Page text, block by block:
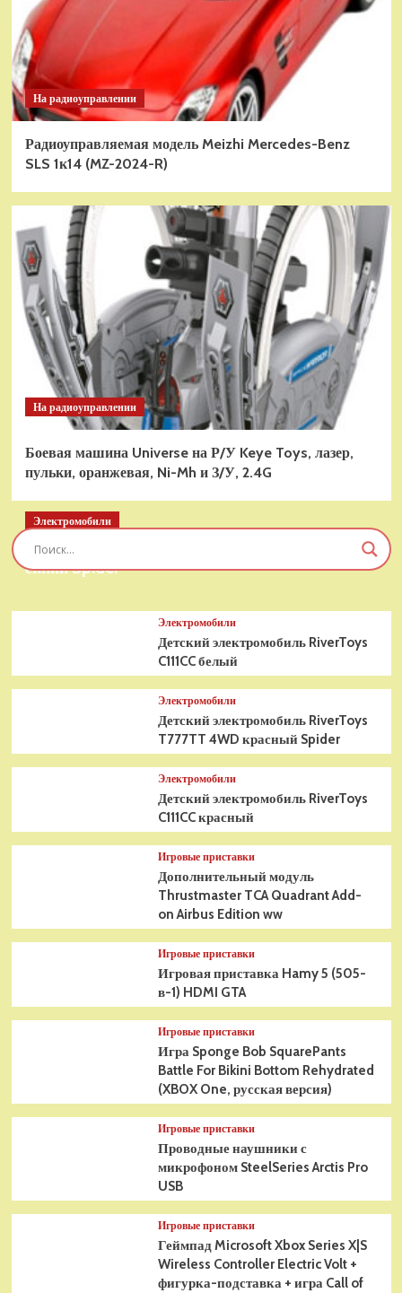
На радиоуправлении
Радиоуправляемая модель Meizhi Mercedes-Benz
SLS 1к14 (MZ-2024-R)
На радиоуправлении
Боевая машина Universe на Р/У Keye Toys, лазер,
пульки, оранжевая, Ni-Mh и З/У, 2.4G
Электромобили
Детский электромобиль RiverToys T777TT 4WD
синий Spider
Электромобили
Детский электромобиль RiverToys
C111CC белый
Электромобили
Детский электромобиль RiverToys
T777TT 4WD красный Spider
Электромобили
Детский электромобиль RiverToys
C111CC красный
Игровые приставки
Дополнительный модуль
Thrustmaster TCA Quadrant Add-
on Airbus Edition ww
Игровые приставки
Игровая приставка Hamy 5 (505-
в-1) HDMI GTA
Игровые приставки
Игра Sponge Bob SquarePants
Battle For Bikini Bottom Rehydrated
(XBOX One, русская версия)
Игровые приставки
Проводные наушники с
микрофоном SteelSeries Arctis Pro
USB
Игровые приставки
Геймпад Microsoft Xbox Series X|S
Wireless Controller Electric Volt +
фигурка-подставка + игра Call of